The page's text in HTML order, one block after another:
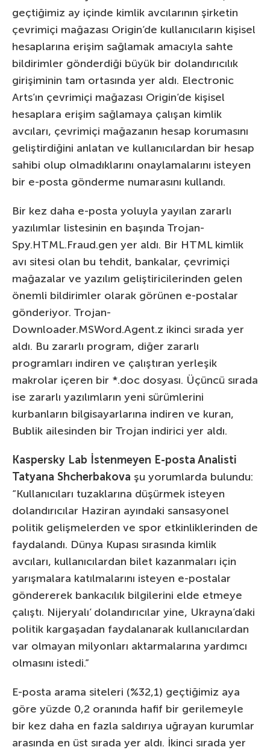
geçtiğimiz ay içinde kimlik avcılarının şirketin
çevrimiçi mağazası Origin’de kullanıcıların kişisel
hesaplarına erişim sağlamak amacıyla sahte
bildirimler gönderdiği büyük bir dolandırıcılık
girişiminin tam ortasında yer aldı. Electronic
Arts’ın çevrimiçi mağazası Origin’de kişisel
hesaplara erişim sağlamaya çalışan kimlik
avcıları, çevrimiçi mağazanın hesap korumasını
geliştirdiğini anlatan ve kullanıcılardan bir hesap
sahibi olup olmadıklarını onaylamalarını isteyen
bir e-posta gönderme numarasını kullandı.
Bir kez daha e-posta yoluyla yayılan zararlı
yazılımlar listesinin en başında Trojan-
Spy.HTML.Fraud.gen yer aldı. Bir HTML kimlik
avı sitesi olan bu tehdit, bankalar, çevrimiçi
mağazalar ve yazılım geliştiricilerinden gelen
önemli bildirimler olarak görünen e-postalar
gönderiyor. Trojan-
Downloader.MSWord.Agent.z ikinci sırada yer
aldı. Bu zararlı program, diğer zararlı
programları indiren ve çalıştıran yerleşik
makrolar içeren bir *.doc dosyası. Üçüncü sırada
ise zararlı yazılımların yeni sürümlerini
kurbanların bilgisayarlarına indiren ve kuran,
Bublik ailesinden bir Trojan indirici yer aldı.
Kaspersky Lab İstenmeyen E-posta Analisti
Tatyana Shcherbakova şu yorumlarda bulundu:
“Kullanıcıları tuzaklarına düşürmek isteyen
dolandırıcılar Haziran ayındaki sansasyonel
politik gelişmelerden ve spor etkinliklerinden de
faydalandı. Dünya Kupası sırasında kimlik
avcıları, kullanıcılardan bilet kazanmaları için
yarışmalara katılmalarını isteyen e-postalar
göndererek bankacılık bilgilerini elde etmeye
çalıştı. Nijeryalı’ dolandırıcılar yine, Ukrayna’daki
politik kargaşadan faydalanarak kullanıcılardan
var olmayan milyonları aktarmalarına yardımcı
olmasını istedi.”
E-posta arama siteleri (%32,1) geçtiğimiz aya
göre yüzde 0,2 oranında hafif bir gerilemeyle
bir kez daha en fazla saldırıya uğrayan kurumlar
arasında en üst sırada yer aldı. İkinci sırada yer